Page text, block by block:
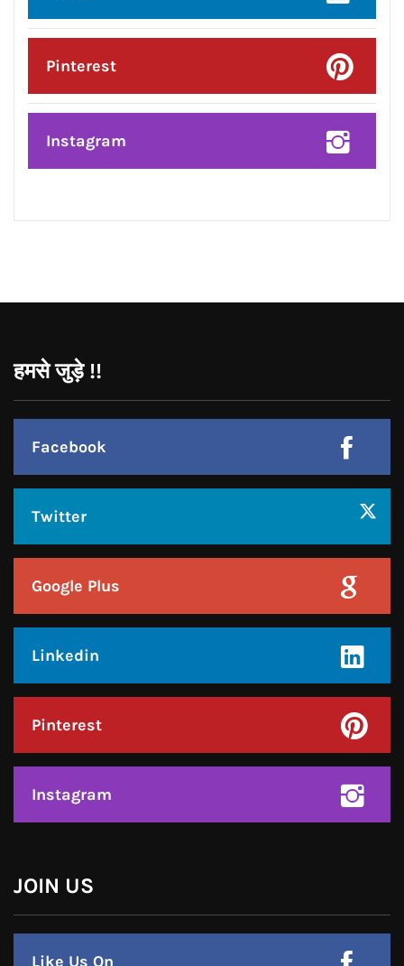
Posted On:8 Aug 2026
प्रदेश उपाध्यक्ष बनने पर राकेश राठौर का
केंद्रीय विधानसभा क्षेत्र के भाजपा
पदाधिकारियों ने किया भव्य सम्मान*
Linkedin
Pinterest
Instagram
हमसे जुड़े !!